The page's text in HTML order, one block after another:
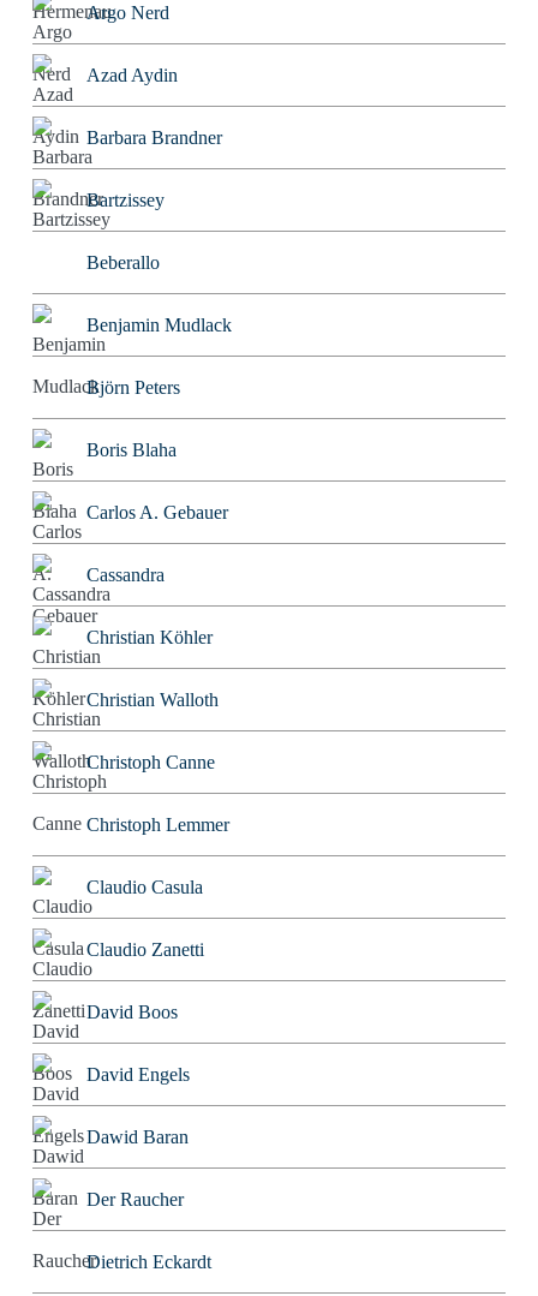
Argo Nerd
Azad Aydin
Barbara Brandner
Bartzissey
Beberallo
Benjamin Mudlack
Björn Peters
Boris Blaha
Carlos A. Gebauer
Cassandra
Christian Köhler
Christian Walloth
Christoph Canne
Christoph Lemmer
Claudio Casula
Claudio Zanetti
David Boos
David Engels
Dawid Baran
Der Raucher
Dietrich Eckardt